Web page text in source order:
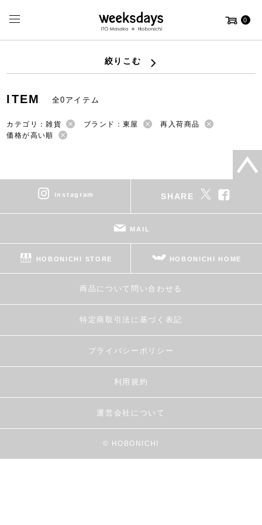
0
絞りこむ
ITEM 全0アイテム
カテゴリ：雑貨 ブランド：東屋
再入荷商品
価格が高い順
instagram SHARE
MAIL
HOBONICHI STORE HOBONICHI HOME
商品について問い合わせる
特定商取引法に基づく表記
プライバシーポリシー
利用規約
運営会社について
© HOBONICHI